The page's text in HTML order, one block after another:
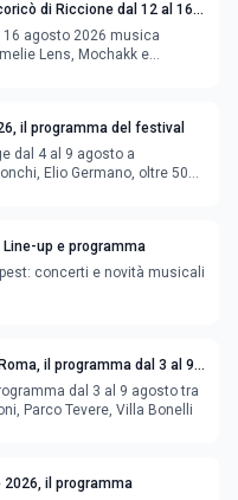
di Riccione dal 12 al 16
agosto 2026 musica
Lens, Mochakk e
il programma del festival
dal 4 al 9 agosto a
Elio Germano, oltre 50
up e programma
concerti e novità musicali
il programma dal 3 al 9
dal 3 al 9 agosto tra
Parco Tevere, Villa Bonelli
2026, il programma